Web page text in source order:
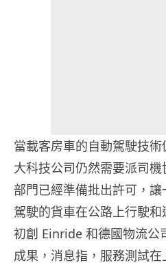
當載客房車的自動駕駛技
大科技公司仍然需要派司
部門已經準備批出許可，
駕駛的貨車在公路上行駛
初創 Einride 和德國物流公
成果，消息指，服務測試